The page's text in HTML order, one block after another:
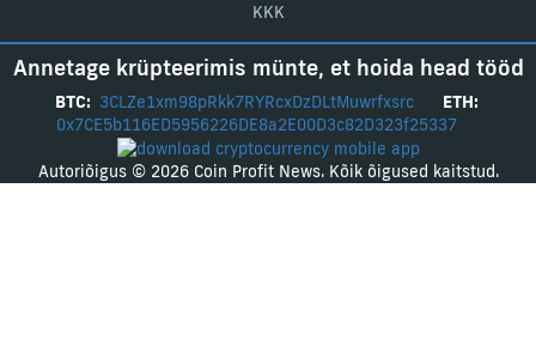
KKK
Annetage krüpteerimis münte, et hoida head tööd
BTC: 3CLZe1xm98pRkk7RYRcxDzDLtMuwrfxsrc
ETH:
0x7CE5b116ED5956226DE8a2E00D3c82D323f25337
Autoriõigus © 2026 Coin Profit News. Kõik õigused kaitstud.